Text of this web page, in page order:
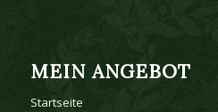
MEIN ANGEBOT
Startseite